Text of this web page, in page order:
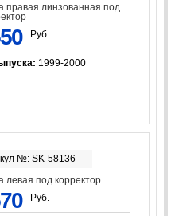
правая линзованная под
Руб.
1999-2000
№: SK-58136
левая под корректор
Руб.